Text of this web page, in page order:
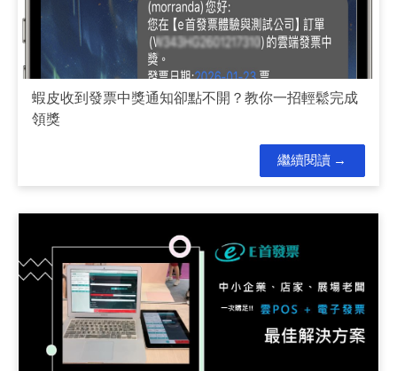
蝦皮收到發票中獎通知卻點不開？教你一招輕鬆完成
領獎
繼續閱讀